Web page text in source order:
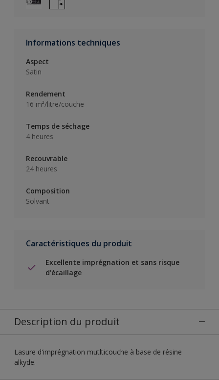
Informations techniques
Aspect
Satin
Rendement
16 m²/litre/couche
Temps de séchage
4 heures
Recouvrable
24 heures
Composition
Solvant
Caractéristiques du produit
Excellente imprégnation et sans risque
d'écaillage
Description du produit
Lasure d'imprégnation mutlticouche à base de résine
alkyde.